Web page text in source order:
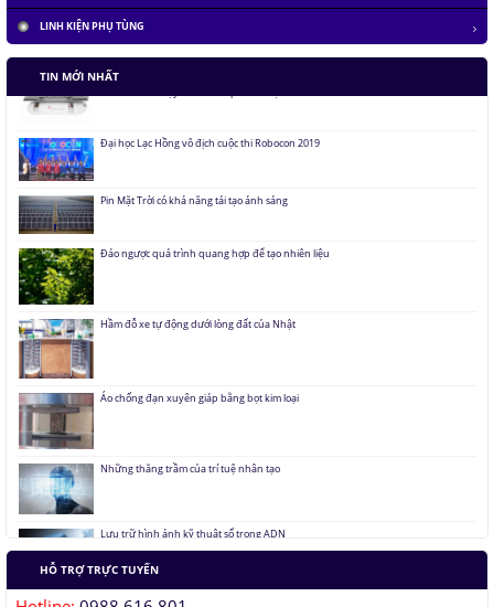
LINH KIỆN PHỤ TÙNG
TIN MỚI NHẤT
Tàu siêu tốc chạy liên thành phố tốc độ 1.000 km/h
Tàu siêu tốc chạy liên thành phố tốc độ 1.000 km/h
HỖ TRỢ TRỰC TUYẾN